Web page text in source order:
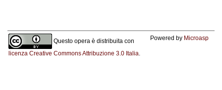
Questo opera è distribuita con
licenza Creative Commons Attribuzione 3.0 Italia.
Powered by Microasp